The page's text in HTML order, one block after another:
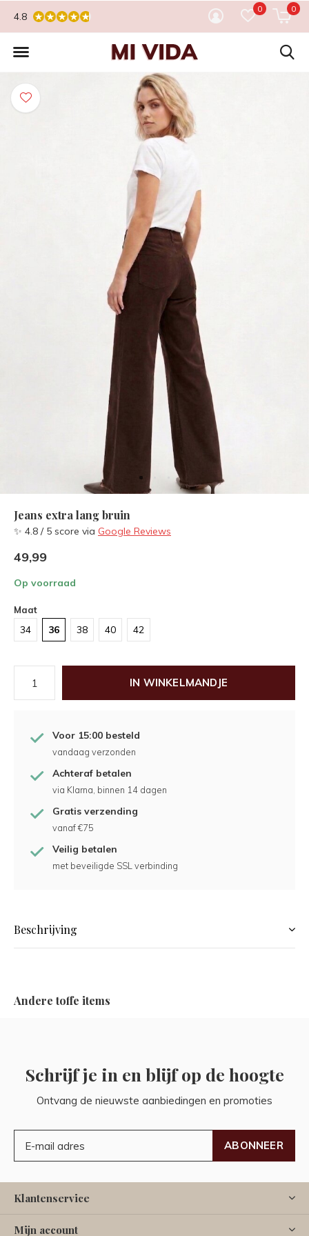
0 0
4.8
Jeans extra lang bruin
✨ 4.8 / 5 score via Google Reviews
49,99
Op voorraad
Maat
34 36 38 40 42
IN WINKELMANDJE
Voor 15:00 besteld
vandaag verzonden
Achteraf betalen
via Klarna, binnen 14 dagen
Gratis verzending
vanaf €75
Veilig betalen
met beveiligde SSL verbinding
Beschrijving
Andere toffe items
Schrijf je in en blijf op de hoogte
Ontvang de nieuwste aanbiedingen en promoties
ABONNEER
Klantenservice
Mijn account